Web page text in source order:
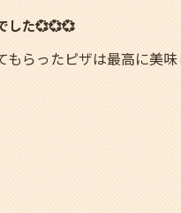
した💞💞💞
らったピザは最高に美